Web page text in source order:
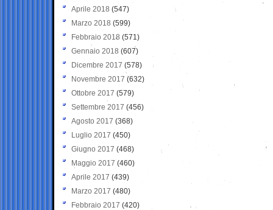
Aprile 2018 (547)
Marzo 2018 (599)
Febbraio 2018 (571)
Gennaio 2018 (607)
Dicembre 2017 (578)
Novembre 2017 (632)
Ottobre 2017 (579)
Settembre 2017 (456)
Agosto 2017 (368)
Luglio 2017 (450)
Giugno 2017 (468)
Maggio 2017 (460)
Aprile 2017 (439)
Marzo 2017 (480)
Febbraio 2017 (420)